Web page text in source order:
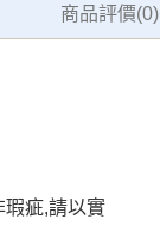
商品評價(0)
瑕疵,請以實
確